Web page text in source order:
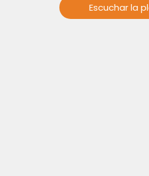
Escuchar la